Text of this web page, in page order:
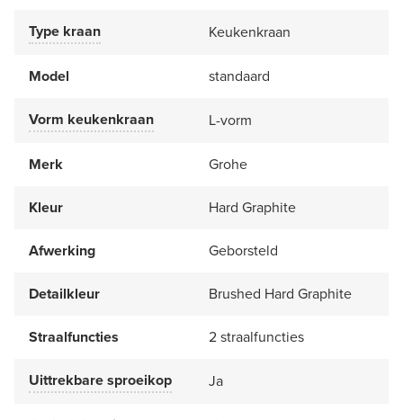
Type kraan Keukenkraan
Model standaard
Vorm keukenkraan L-vorm
Merk Grohe
Kleur Hard Graphite
Afwerking Geborsteld
Detailkleur Brushed Hard Graphite
Straalfuncties 2 straalfuncties
Uittrekbare sproeikop Ja